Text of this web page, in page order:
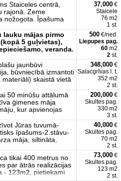
Staiceles centrā,
rajonā. Zeme
nožogota. Īpašuma
37,000 €
Staicele
76 m2
1 st.
lauku mājas pirmo
5 guļvietas),
veranda.
500 €/ned.
Liepupes pag.
60 m2
2 st.
jaunbūvi
būvniecībā izmantoti
skaistā vietā
348,000 €
Salacgrīvas l. t.
352 m2
2 st.
50 minūšu attālumā
ģimenes māja
kur apvienojas
200,000 €
Skultes pag.
330 m2
3 st.
Jūras tuvumā-
īpašums-2.stāvu-
māja, siltināta,
40,000 €
Skultes pag.
70 m2
2 st.
tikai 400 metrus no
par ātrās realizācijas
- 123m2, pietiekami
73,000 €
Skultes pag.
123 m2
2 st.